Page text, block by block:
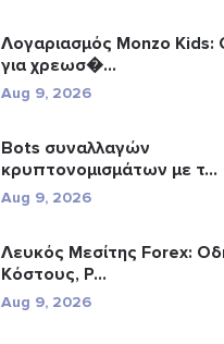
Λογαριασμός Monzo Kids:
για χρεωσ�...
Aug 9, 2026
Bots συναλλαγών
κρυπτονομισμάτων με τ...
Aug 9, 2026
Λευκός Μεσίτης Forex:
Κόστους, Ρ...
Aug 9, 2026